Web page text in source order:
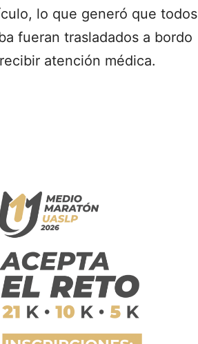
lo que generó que todos
fueran trasladados a bordo
atención médica.